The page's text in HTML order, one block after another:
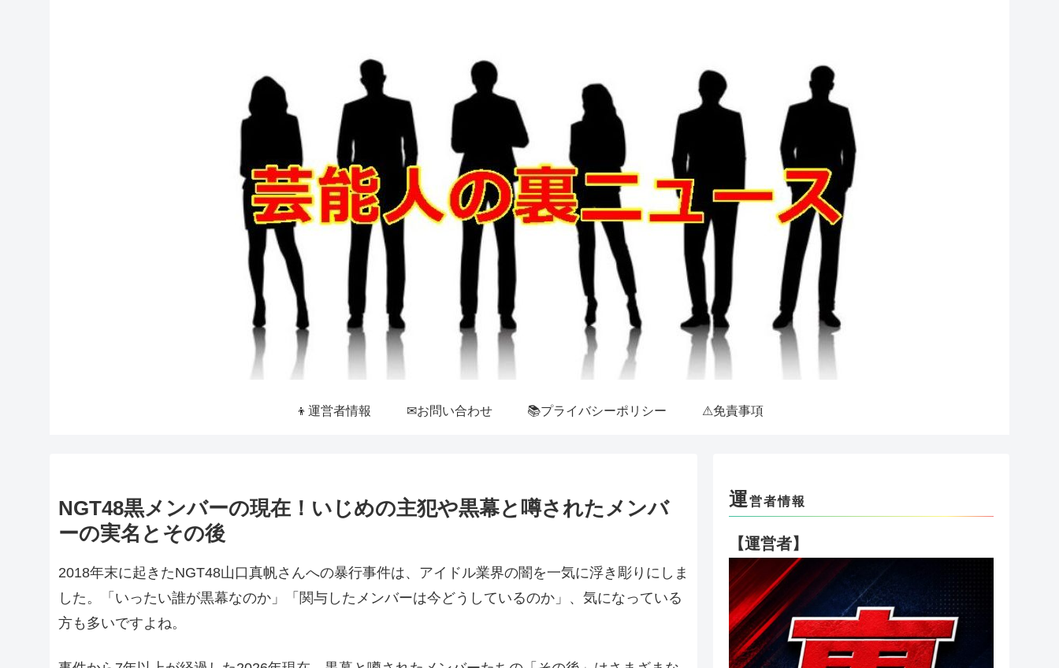
👦運営者情報 ✉お問い合わせ 📚プライバシーポリシー ⚠免責事項
NGT48黒メンバーの現在！いじめの主犯や黒幕と噂されたメンバ
ーの実名とその後
2018年末に起きたNGT48山口真帆さんへの暴行事件は、アイドル業界の闇を一気に浮き彫りにしま
した。「いったい誰が黒幕なのか」「関与したメンバーは今どうしているのか」、気になっている
方も多いですよね。
運営者情報
【運営者】